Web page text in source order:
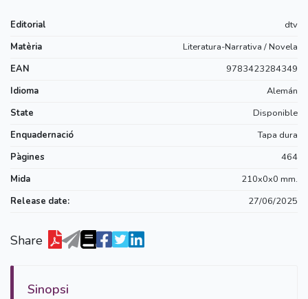
Editorial
dtv
Matèria
Literatura-Narrativa / Novela
EAN
9783423284349
Idioma
Alemán
State
Disponible
Enquadernació
Tapa dura
Pàgines
464
Mida
210x0x0 mm.
Release date:
27/06/2025
Share
Sinopsi